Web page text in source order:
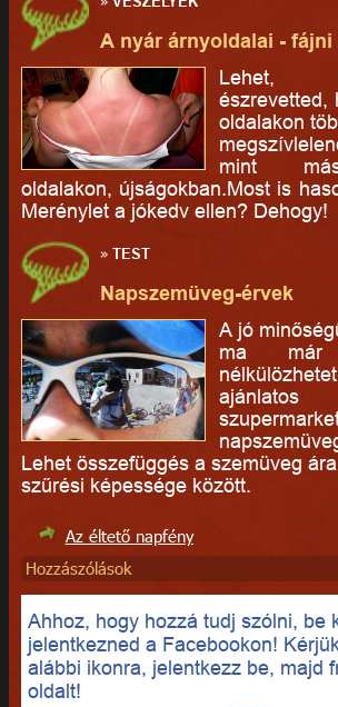
A nyár árnyoldalai - fájni
Lehet,
észrevetted,
oldalakon
mint
oldalakon, újságokban.Most is
Merénylet a jókedv ellen? Dehogy!
»TEST
Napszemüveg-érvek
A jó
ma már
Lehet összefüggés a szemüveg
szűrési képessége között.
Az éltető napfény
Hozzászólások
Ahhoz, hogy hozzá tudj szólni, be
jelentkezned a Facebookon!
alábbi ikonra, jelentkezz be, majd
oldalt!